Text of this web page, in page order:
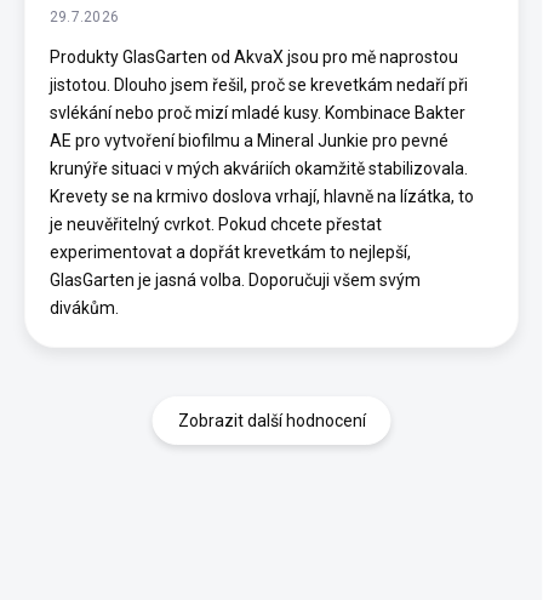
29.7.2026
Produkty GlasGarten od AkvaX jsou pro mě naprostou
jistotou. Dlouho jsem řešil, proč se krevetkám nedaří při
svlékání nebo proč mizí mladé kusy. Kombinace Bakter
AE pro vytvoření biofilmu a Mineral Junkie pro pevné
krunýře situaci v mých akváriích okamžitě stabilizovala.
Krevety se na krmivo doslova vrhají, hlavně na lízátka, to
je neuvěřitelný cvrkot. Pokud chcete přestat
experimentovat a dopřát krevetkám to nejlepší,
GlasGarten je jasná volba. Doporučuji všem svým
divákům.
Zobrazit další hodnocení